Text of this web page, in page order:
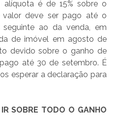
é de 15% sobre o
valor deve ser pago até o
ao da venda, em
de imóvel em agosto de
devido sobre o ganho de
até 30 de setembro. É
esperar a declaração para
SOBRE TODO O GANHO